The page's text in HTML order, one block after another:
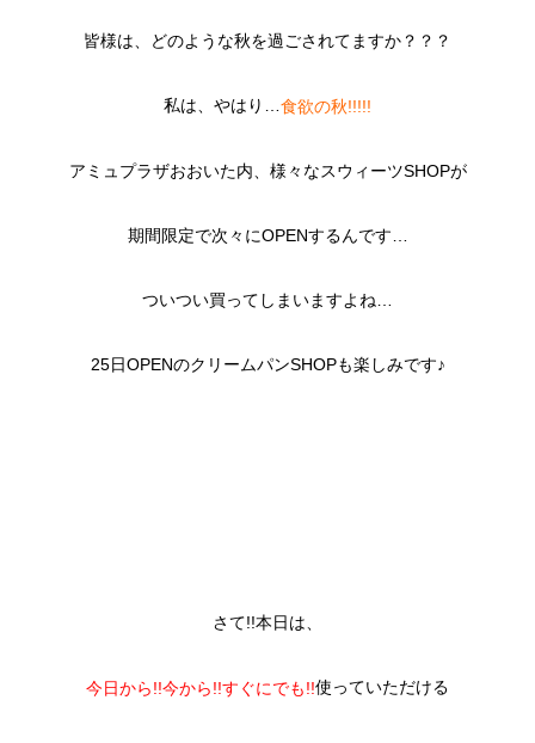
皆様は、どのような秋を過ごされてますか？？？
私は、やはり… 食欲の秋!!!!!
アミュプラザおおいた内、様々なスウィーツSHOPが
期間限定で次々にOPENするんです…
ついつい買ってしまいますよね…
25日OPENのクリームパンSHOPも楽しみです♪
さて!!本日は、
今日から!!今から!!すぐにでも!!使っていただける